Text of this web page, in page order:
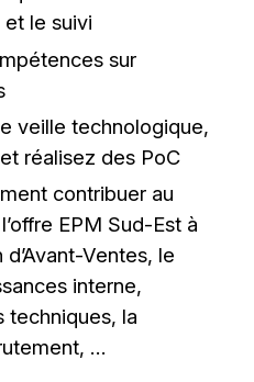
le suivi
sur
veille technologique,
réalisez des PoC
contribuer au
EPM Sud-Est à
Ventes, le
interne,
techniques, la
…